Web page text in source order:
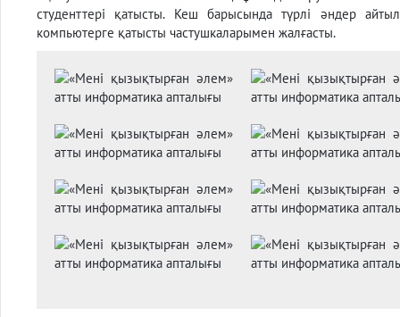
студенттері қатысты. Кеш барысында түрлі әндер
компьютерге қатысты частушкаларымен жалғасты.